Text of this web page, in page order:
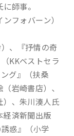
師事。
フォバーン）
、『抒情の奇
KKベストセラ
グ』（扶桑
岩崎書店）、
）、朱川湊人氏
経済新聞出版
惑』（小学